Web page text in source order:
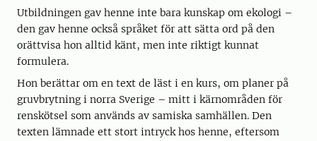
Utbildningen gav henne inte bara kunskap om ekologi –
den gav henne också språket för att sätta ord på den
orättvisa hon alltid känt, men inte riktigt kunnat
formulera.
Hon berättar om en text de läst i en kurs, om planer på
gruvbrytning i norra Sverige – mitt i kärnområden för
renskötsel som används av samiska samhällen. Den
texten lämnade ett stort intryck hos henne, eftersom